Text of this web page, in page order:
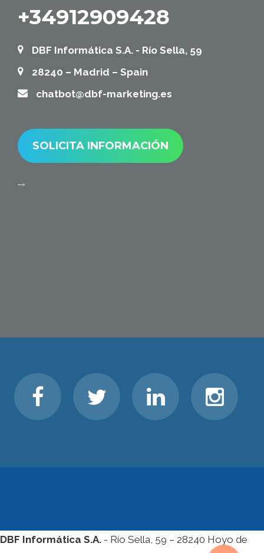
+34912909428
DBF Informática S.A. - Río Sella, 59
28240 – Madrid – Spain
chatbot@dbf-marketing.es
SOLICITA INFORMACIÓN
DBF Informática S.A. - Río Sella, 59 – 28240 Hoyo de